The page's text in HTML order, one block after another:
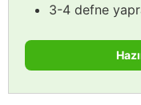
3-4 defne